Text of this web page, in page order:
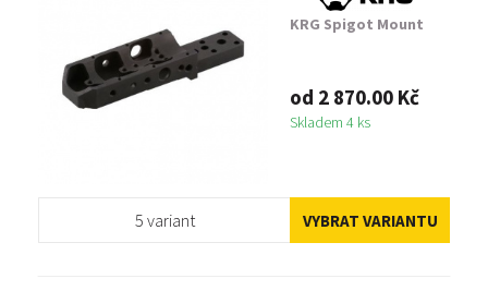
KRG Spigot Mount
od 2 870.00 Kč
Skladem 4 ks
5 variant VYBRAT VARIANTU